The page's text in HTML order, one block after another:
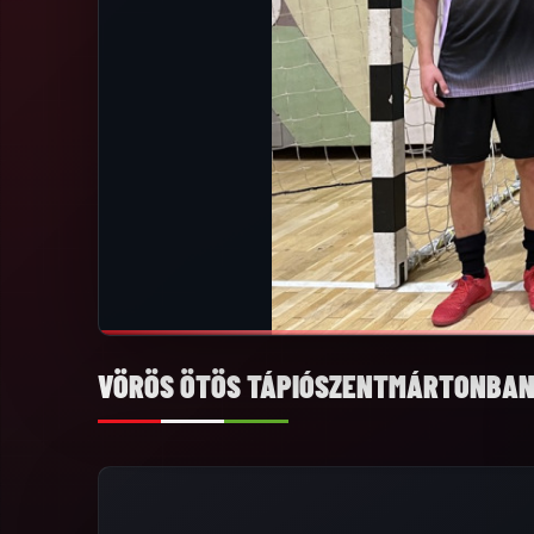
VÖRÖS ÖTÖS